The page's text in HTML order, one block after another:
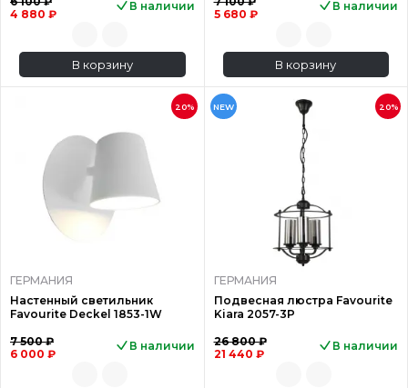
4 880 ₽
В наличии
В корзину
5 680 ₽
В наличии
В корзину
20%
ГЕРМАНИЯ
Настенный светильник
Favourite Deckel 1853-1W
7 500 ₽
6 000 ₽
В наличии
NEW 20%
ГЕРМАНИЯ
Подвесная люстра Favourite
Kiara 2057-3P
26 800 ₽
21 440 ₽
В наличии